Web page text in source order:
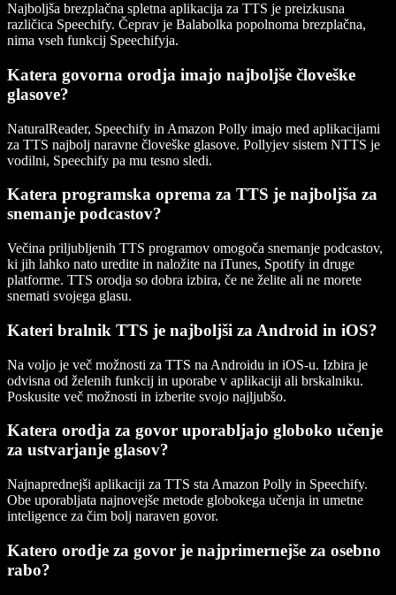
Najboljša brezplačna spletna aplikacija za TTS je preizkusna
različica Speechify. Čeprav je Balabolka popolnoma brezplačna,
nima vseh funkcij Speechifyja.
Katera govorna orodja imajo najboljše človeške
glasove?
NaturalReader, Speechify in Amazon Polly imajo med aplikacijami
za TTS najbolj naravne človeške glasove. Pollyjev sistem NTTS je
vodilni, Speechify pa mu tesno sledi.
Katera programska oprema za TTS je najboljša za
snemanje podcastov?
Večina priljubljenih TTS programov omogoča snemanje podcastov,
ki jih lahko nato uredite in naložite na iTunes, Spotify in druge
platforme. TTS orodja so dobra izbira, če ne želite ali ne morete
snemati svojega glasu.
Kateri bralnik TTS je najboljši za Android in iOS?
Na voljo je več možnosti za TTS na Androidu in iOS-u. Izbira je
odvisna od želenih funkcij in uporabe v aplikaciji ali brskalniku.
Poskusite več možnosti in izberite svojo najljubšo.
Katera orodja za govor uporabljajo globoko učenje
za ustvarjanje glasov?
Najnaprednejši aplikaciji za TTS sta Amazon Polly in Speechify.
Obe uporabljata najnovejše metode globokega učenja in umetne
inteligence za čim bolj naraven govor.
Katero orodje za govor je najprimernejše za osebno
rabo?